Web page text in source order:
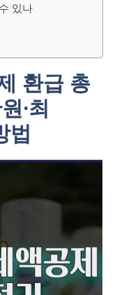
있나
환급 총
·최
법